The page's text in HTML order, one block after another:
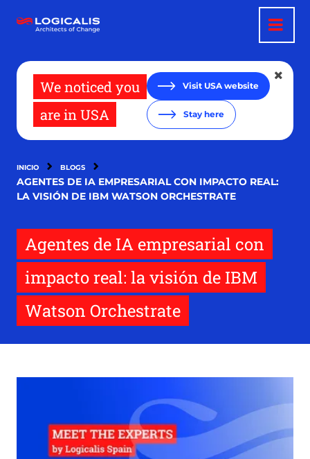
contenido
We noticed you
are in USA
Visit USA website
Stay here
INICIO BLOGS
AGENTES DE IA EMPRESARIAL CON IMPACTO REAL:
LA VISIÓN DE IBM WATSON ORCHESTRATE
Agentes de IA empresarial con
impacto real: la visión de IBM
Watson Orchestrate